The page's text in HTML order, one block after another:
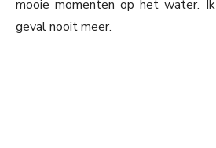
mooie momenten op het water.
geval nooit meer.